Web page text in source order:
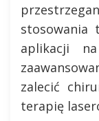
stosowania
aplikacji
zalecić
terapię